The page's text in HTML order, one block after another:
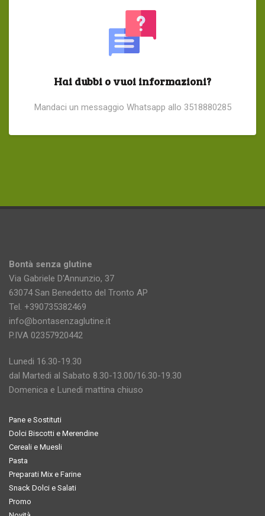
Hai dubbi o vuoi informazioni?
Mandaci un messaggio Whatsapp allo 3518880285
Bontà senza glutine
Via Gabriele D'Annunzio, 37
63074 San Benedetto del Tronto AP
Tel. +390735382469
info@bontasenzaglutine.it
P.IVA 02357920442
Lunedi 16.30-19.30
dal Martedi al Sabato 8.30-13.00/16.30-19.30
Domenica e Lunedi mattina chiuso
Pane e Sostituti
Dolci Biscotti e Merendine
Cereali e Muesli
Pasta
Preparati Mix e Farine
Snack Dolci e Salati
Promo